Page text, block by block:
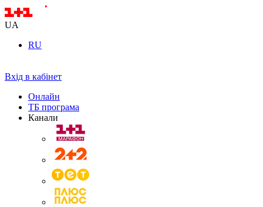
UA
RU
Вхід в кабінет
Онлайн
ТБ програма
Канали